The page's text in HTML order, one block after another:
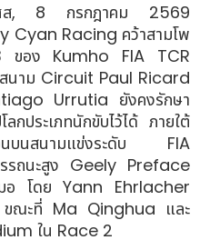
ศส, 8 กรกฎาคม 2569
Racing คว้าสามโพ
3 ของ Kumho FIA TCR
าม Circuit Paul Ricard
Urrutia ยังคงรักษา
กประเภทนักขับไว้ได้ ภายใต้
อนบนสนามแข่งระดับ FIA
รถนะสูง Geely Preface
มอ โดย Yann Ehrlacher
ขณะที่ Ma Qinghua และ
ใน Race 2